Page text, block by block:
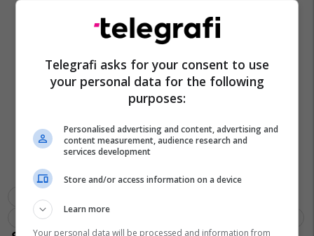
Cenë Dugolli
Telegrafi asks for your consent to use
your personal data for the following
purposes:
Personalised advertising and content, advertising and
content measurement, audience research and
services development
Store and/or access information on a device
Learn more
Your personal data will be processed and information from